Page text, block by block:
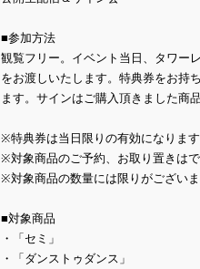
■参加方法
観覧フリー。イベント当日、タワー
をお渡しいたします。特典券をお持
ます。サインはご購入頂きました商
※特典券は当日限りの有効になります
※対象商品のご予約、お取り置きは
※対象商品の数量には限りがござい
■対象商品
・「セミ」
・「ダンストゥダンス」